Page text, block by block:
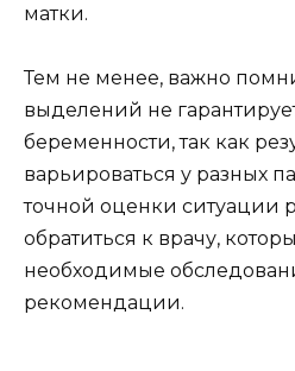
матки.
Тем не менее, важно
выделений не
беременности, так как
варьироваться у разных
точной оценки ситуации
обратиться к врачу,
необходимые
рекомендации.